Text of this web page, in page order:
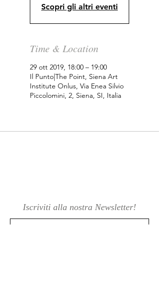
Scopri gli altri eventi
Time & Location
29 ott 2019, 18:00 – 19:00
Il Punto|The Point, Siena Art
Institute Onlus, Via Enea Silvio
Piccolomini, 2, Siena, SI, Italia
Iscriviti alla nostra Newsletter!